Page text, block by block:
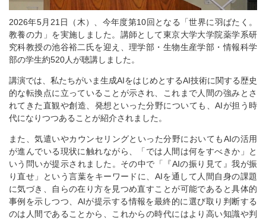
2026年5月 21日（木）、今年度第10回となる「世界に羽ばたく。
教養の力」を実施しました。講師として東京大学大学院薬学系研
究科教授の池谷裕二氏を迎え、理学部・生物生産学部・情報科学
部の学生約520人が聴講しました。
講演では、私たちがいま生成AIをはじめとするAI技術に関する歴史
的な転換点に立っていることが示され、これまで人間の強みとさ
れてきた直観や創造、発想といった分野についても、AIが担う時
代になりつつあることが紹介されました。
また、気遣いやカウンセリングといった分野においてもAIの活用
が進んでいる現状に触れながら、「では人間は何をすべきか」と
いう問いが提示されました。その中で「『AIの振り見て』我が振
り直せ」という言葉をキーワードに、 AIを通して人間自身の課題
に気づき、自らの在り方を見つめ直すことが可能であると具体的
事例を示しつつ、 AIが提示する情報を最終的に選び取り判断する
のは人間であることから、これからの時代にはより高い知識や判